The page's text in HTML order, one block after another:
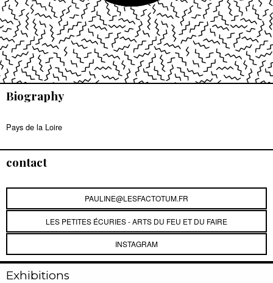
Biography
Pays de la Loire
contact
PAULINE@LESFACTOTUM.FR
LES PETITES ÉCURIES - ARTS DU FEU ET DU FAIRE
INSTAGRAM
Exhibitions